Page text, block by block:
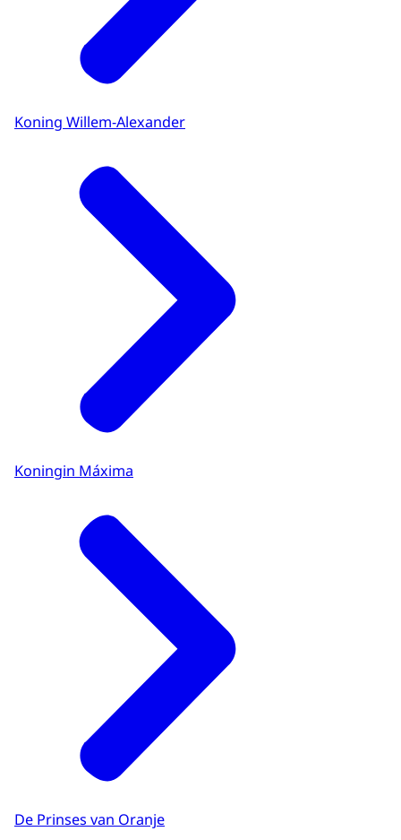
Koning Willem-Alexander
Koningin Máxima
De Prinses van Oranje